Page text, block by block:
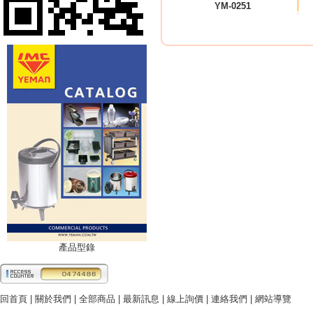
產品型錄
YM-0251
回首頁 | 關於我們 | 全部商品 | 最新訊息 | 線上詢價 | 連絡我們 | 網站導覽